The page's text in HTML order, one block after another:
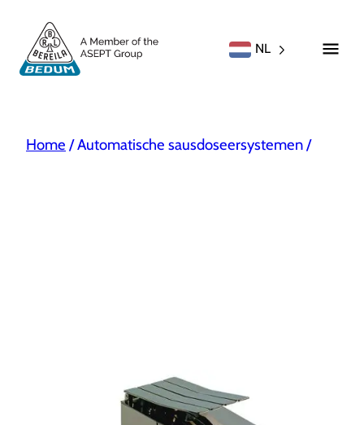
NL
Home /Automatische sausdoseersystemen/